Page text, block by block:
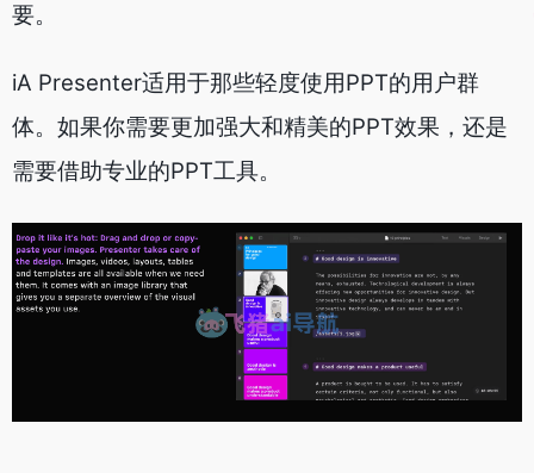
要。
iA Presenter适用于那些轻度使用PPT的用户群
体。如果你需要更加强大和精美的PPT效果，还是
需要借助专业的PPT工具。